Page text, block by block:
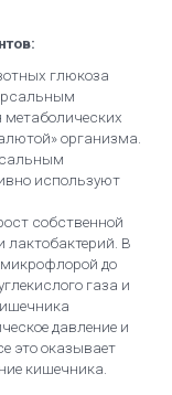
глюкоза
метаболических
организма.
используют
собственной
В
до
газа и
давление и
это оказывает
кишечника.